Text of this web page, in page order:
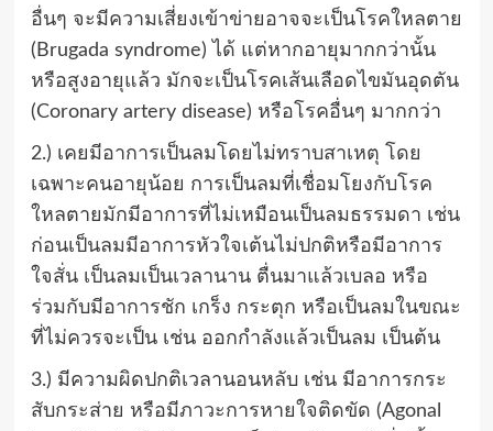
อื่นๆ จะมีความเสี่ยงเข้าข่ายอาจจะเป็นโรคใหลตาย
(Brugada syndrome) ได้ แต่หากอายุมากกว่านั้น
หรือสูงอายุแล้ว มักจะเป็นโรคเส้นเลือดไขมันอุดตัน
(Coronary artery disease) หรือโรคอื่นๆ มากกว่า
2.) เคยมีอาการเป็นลมโดยไม่ทราบสาเหตุ โดย
เฉพาะคนอายุน้อย การเป็นลมที่เชื่อมโยงกับโรค
ใหลตายมักมีอาการที่ไม่เหมือนเป็นลมธรรมดา เช่น
ก่อนเป็นลมมีอาการหัวใจเต้นไม่ปกติหรือมีอาการ
ใจสั่น เป็นลมเป็นเวลานาน ตื่นมาแล้วเบลอ หรือ
ร่วมกับมีอาการชัก เกร็ง กระตุก หรือเป็นลมในขณะ
ที่ไม่ควรจะเป็น เช่น ออกกำลังแล้วเป็นลม เป็นต้น
3.) มีความผิดปกติเวลานอนหลับ เช่น มีอาการกระ
สับกระส่าย หรือมีภาวะการหายใจติดขัด (Agonal